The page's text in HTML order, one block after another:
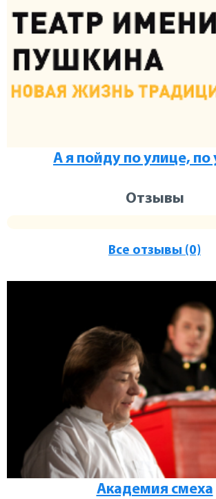
А я пойду по улице, по
Отзывы
Все отзывы (0)
Академия смеха